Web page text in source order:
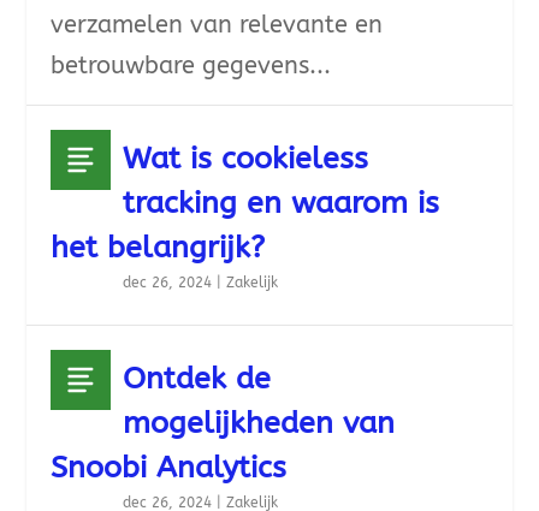
verzamelen van relevante en
betrouwbare gegevens...
Wat is cookieless
tracking en waarom is
het belangrijk?
dec 26, 2024 |Zakelijk
Ontdek de
mogelijkheden van
Snoobi Analytics
dec 26, 2024 |Zakelijk